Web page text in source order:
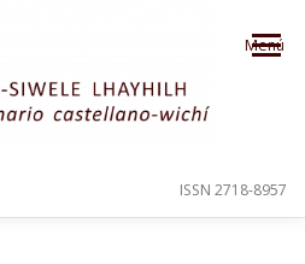
Menú
ISSN 2718-8957